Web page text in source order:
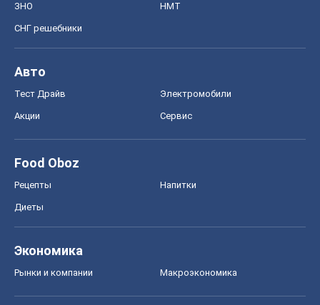
ЗНО НМТ
СНГ решебники
Авто
Тест Драйв Электромобили
Акции Сервис
Food Oboz
Рецепты Напитки
Диеты
Экономика
Рынки и компании Mакроэкономика